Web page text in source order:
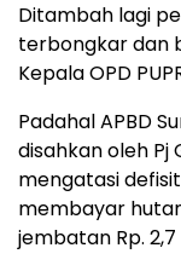
Ditambah lagi
terbongkar dan
Kepala OPD
Padahal APBD
disahkan oleh Pj
mengatasi
membayar
jembatan Rp. 2,7